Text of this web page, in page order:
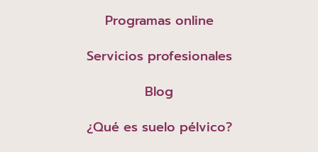
Programas online
Servicios profesionales
Blog
¿Qué es suelo pélvico?